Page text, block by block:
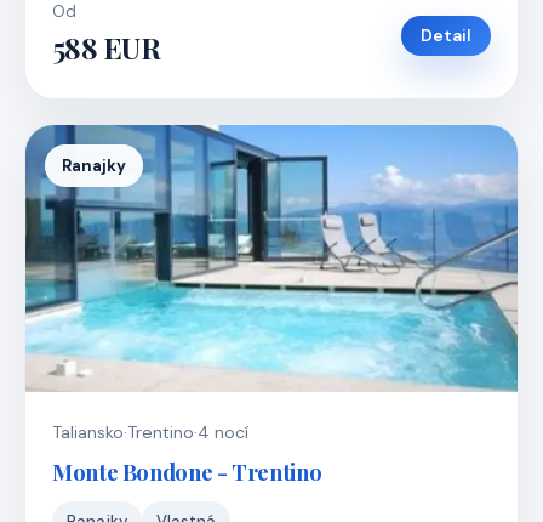
Od
588 EUR Detail
Ranajky
Taliansko·Trentino·4 nocí
Monte Bondone - Trentino